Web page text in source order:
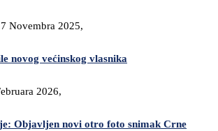
Novembra 2025,
novog većinskog vlasnika
2026,
Objavljen novi otro foto snimak Crne